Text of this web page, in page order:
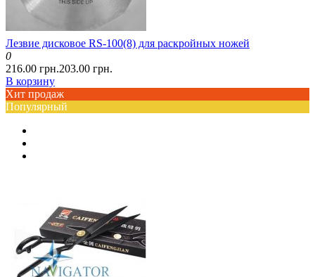
Лезвие дисковое RS-100(8) для раскройных ножей
0
216.00 грн.203.00 грн.
В корзину
Хит продаж
Популярный